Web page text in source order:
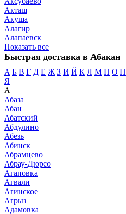
Акташ
Акуша
Алагир
Алапаевск
Показать все
Быстрая доставка в Абакан
А Б В Г Д Е Ж З И Й К Л М Н О П
Я
А
Абаза
Абан
Абатский
Абдулино
Абезь
Абинск
Абрамцево
Абрау-Дюрсо
Агаповка
Агвали
Агинское
Агрыз
Адамовка